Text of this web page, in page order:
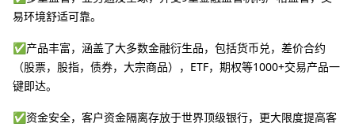
易环境舒适可靠。
✅产品丰富，涵盖了大多数金融衍生品，包括货币兑，差价合约
（股票，股指，债券，大宗商品），ETF，期权等1000+交易产品一
键即达。
✅资金安全，客户资金隔离存放于世界顶级银行，更大限度提高客